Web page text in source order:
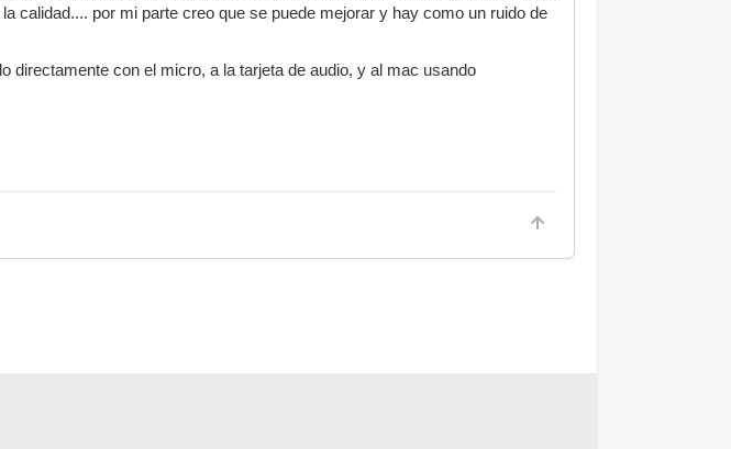
calidad.... por mi parte creo que se puede mejorar y hay como un ruido de
directamente con el micro, a la tarjeta de audio, y al mac usando